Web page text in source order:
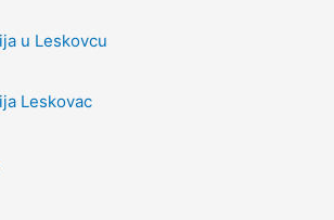
u Leskovcu
Leskovac